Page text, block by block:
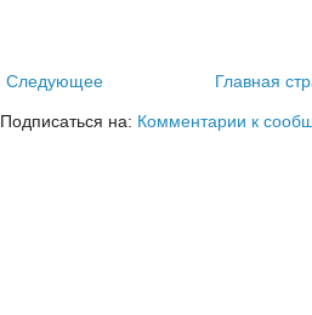
Следующее Главная
Подписаться на: Комментарии к